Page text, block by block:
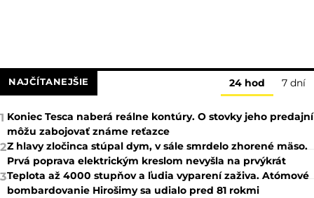
NAJČÍTANEJŠIE 24 hod 7 dní
1 Koniec Tesca naberá reálne kontúry. O stovky jeho predajní
môžu zabojovať známe reťazce
2Z hlavy zločinca stúpal dym, v sále smrdelo zhorené mäso.
Prvá poprava elektrickým kreslom nevyšla na prvýkrát
3Teplota až 4000 stupňov a ľudia vyparení zaživa. Atómové
bombardovanie Hirošimy sa udialo pred 81 rokmi